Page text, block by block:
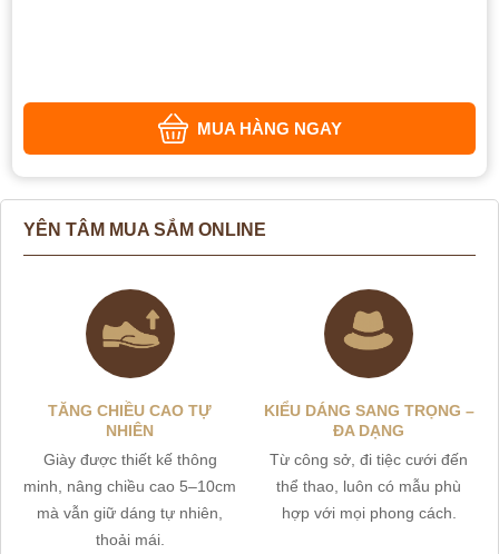
MUA HÀNG NGAY
YÊN TÂM MUA SẮM ONLINE
TĂNG CHIỀU CAO TỰ
NHIÊN
Giày được thiết kế thông
minh, nâng chiều cao 5–10cm
mà vẫn giữ dáng tự nhiên,
thoải mái.
KIỂU DÁNG SANG TRỌNG –
ĐA DẠNG
Từ công sở, đi tiệc cưới đến
thể thao, luôn có mẫu phù
hợp với mọi phong cách.